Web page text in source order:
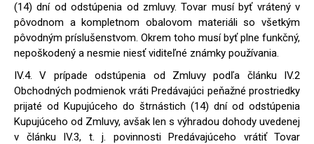
(14) dní od odstúpenia od zmluvy. Tovar musí byť vrátený v
pôvodnom a kompletnom obalovom materiáli so všetkým
pôvodným príslušenstvom. Okrem toho musí byť plne funkčný,
nepoškodený a nesmie niesť viditeľné známky používania.
IV.4. V prípade odstúpenia od Zmluvy podľa článku IV.2
Obchodných podmienok vráti Predávajúci peňažné prostriedky
prijaté od Kupujúceho do štrnástich (14) dní od odstúpenia
Kupujúceho od Zmluvy, avšak len s výhradou dohody uvedenej
v článku IV.3, t. j. povinnosti Predávajúceho vrátiť Tovar